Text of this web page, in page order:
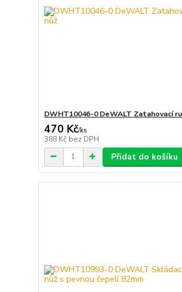
DWHT10046-0 DeWALT Zatahovací
470 Kč/ks
388 Kč bez DPH
Přidat do košíku